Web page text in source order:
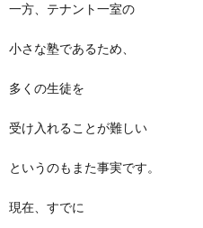
一方、テナント一室の
小さな塾であるため、
多くの生徒を
受け入れることが難しい
というのもまた事実です。
現在、すでに